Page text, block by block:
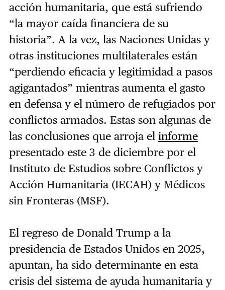
acción humanitaria, que está sufriendo
“la mayor caída financiera de su
historia”. A la vez, las Naciones Unidas y
otras instituciones multilaterales están
“perdiendo eficacia y legitimidad a pasos
agigantados” mientras aumenta el gasto
en defensa y el número de refugiados por
conflictos armados. Estas son algunas de
las conclusiones que arroja el informe
presentado este 3 de diciembre por el
Instituto de Estudios sobre Conflictos y
Acción Humanitaria (IECAH) y Médicos
sin Fronteras (MSF).
El regreso de Donald Trump a la
presidencia de Estados Unidos en 2025,
apuntan, ha sido determinante en esta
crisis del sistema de ayuda humanitaria y